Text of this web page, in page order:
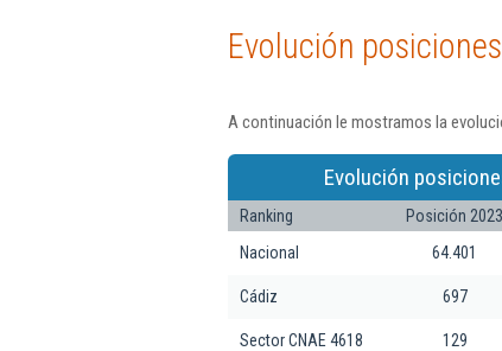
Evolución
A continuación le mostramos la
Evolución
Ranking Posición 2023
Nacional
64.401
Cádiz 697
Sector CNAE 4618 129